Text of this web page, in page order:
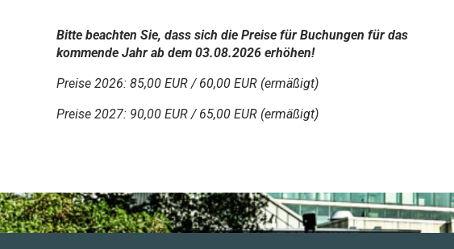
Bitte beachten Sie, dass sich die Preise für Buchungen für das
kommende Jahr ab dem 03.08.2026 erhöhen!
Preise 2026: 85,00 EUR / 60,00 EUR (ermäßigt)
Preise 2027: 90,00 EUR / 65,00 EUR (ermäßigt)